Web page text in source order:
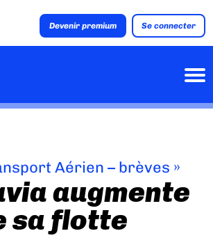
Devenir premium Se connecter
Aérien – brèves »
augmente
sa flotte